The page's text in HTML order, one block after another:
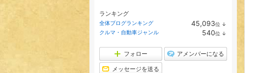
ランキング
全体ブログランキング 45,093位 ↓
ン
クルマ・自動車ジャンル 540位 ↓
フォロー アメンバーになる
メッセージを送る